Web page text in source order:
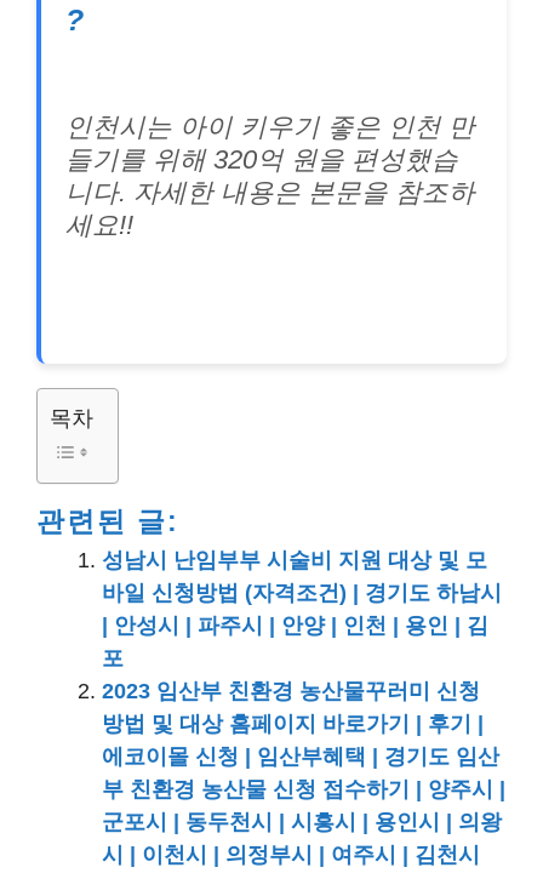
?
인천시는 아이 키우기 좋은 인천 만
들기를 위해 320억 원을 편성했습
니다. 자세한 내용은 본문을 참조하
세요!!
목차
관련된 글:
성남시 난임부부 시술비 지원 대상 및 모
바일 신청방법 (자격조건) | 경기도 하남시
| 안성시 | 파주시 | 안양 | 인천 | 용인 | 김
포
2023 임산부 친환경 농산물꾸러미 신청
방법 및 대상 홈페이지 바로가기 | 후기 |
에코이몰 신청 | 임산부혜택 | 경기도 임산
부 친환경 농산물 신청 접수하기 | 양주시 |
군포시 | 동두천시 | 시흥시 | 용인시 | 의왕
시 | 이천시 | 의정부시 | 여주시 | 김천시